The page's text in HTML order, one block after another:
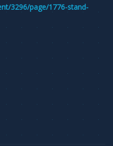
3296/page/1776-stand-